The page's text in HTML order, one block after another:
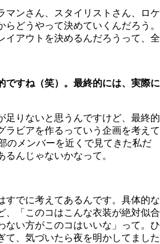
マンさん、スタイリストさん、ロケ
どうやって決めていくんだろう。
イアウトを決めるんだろうって、全
すね（笑）。最終的には、実際に
りないと思うんですけど、最終的
ラビアを作るっていう企画を考えて
のメンバーを近くで見てきた私だ
んじゃないかなって。
でに考えてあるんです。具体的な
、「このコはこんな衣装が絶対似合
ない方がこのコはいいな」って。ひ
て、気づいたら夜を明かしてました